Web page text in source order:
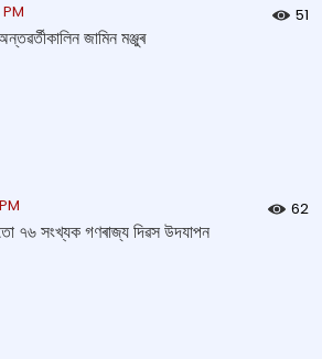
51
জামিন মঞ্জুৰ
62
৭৬ সংখ্যক গণৰাজ্য দিৱস উদযাপন